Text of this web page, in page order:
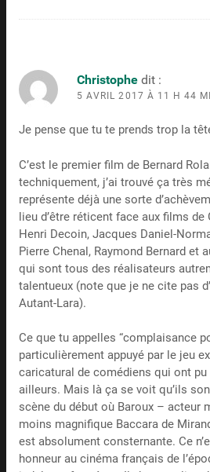
Christophe dit :
5 AVRIL 2017 À 11 H 44
Je pense que tu te prends trop la
C’est le premier film de Bernard
techniquement, j’ai trouvé ça très
représente déjà une sorte
lieu d’être réticent face aux films de
Henri Decoin, Jacques Daniel-
Pierre Chenal, Raymond Bernard et
qui sont tous des réalisateurs
talentueux (note que je ne cite pas
Autant-Lara).
Ce que tu appelles “complaisance
particulièrement appuyé par le jeu
caricatural de comédiens qui ont
ailleurs. Mais là ça se voit qu’ils
scène du début où Baroux – acteur
moins magnifique Baccara de
est absolument consternante. Ce
honneur au cinéma français de